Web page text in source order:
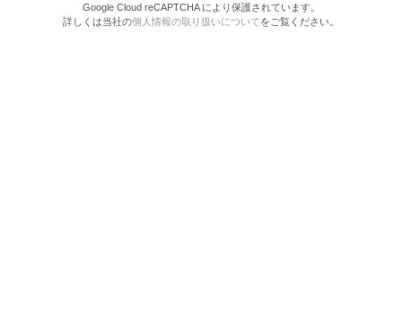
Google Cloud reCAPTCHA により保護されています。
詳しくは当社の個人情報の取り扱いについてをご覧ください。